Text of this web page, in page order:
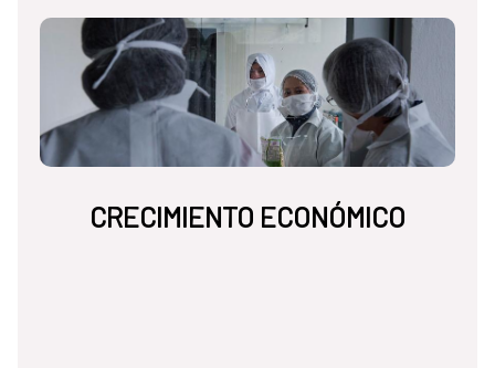
CRECIMIENTO ECONÓMICO